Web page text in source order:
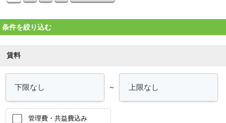
条件を絞り込む
賃料
～
管理費・共益費込み